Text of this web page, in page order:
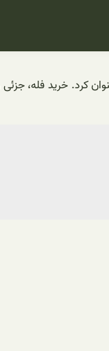
خرید فله، جزئی